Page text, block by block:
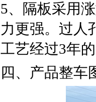
5、 隔板采用
力更强。过人
工艺经过3年
四、产品整车